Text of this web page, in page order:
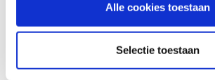
Alle cookies toestaan
Selectie toestaan
Artikelnummer: 24899
€ 32,36 excl. btw